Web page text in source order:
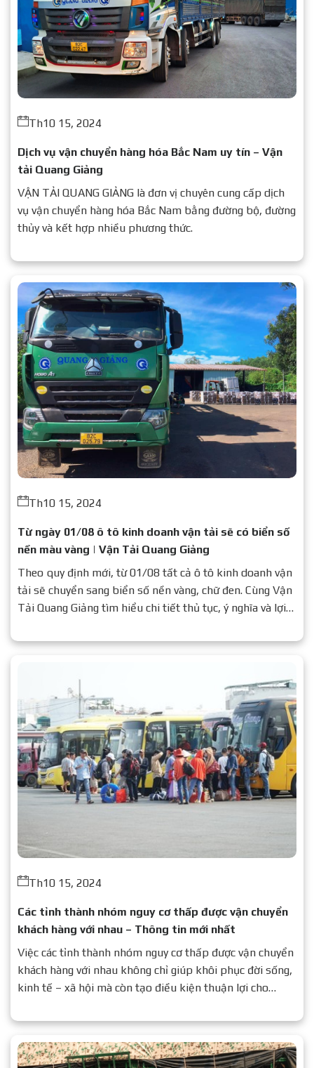
Th10 15, 2024
Dịch vụ vận chuyển hàng hóa Bắc Nam uy tín – Vận
tải Quang Giảng
VẬN TẢI QUANG GIẢNG là đơn vị chuyên cung cấp dịch
vụ vận chuyển hàng hóa Bắc Nam bằng đường bộ, đường
thủy và kết hợp nhiều phương thức.
Th10 15, 2024
Từ ngày 01/08 ô tô kinh doanh vận tải sẽ có biển số
nền màu vàng | Vận Tải Quang Giảng
Theo quy định mới, từ 01/08 tất cả ô tô kinh doanh vận
tải sẽ chuyển sang biển số nền vàng, chữ đen. Cùng Vận
Tải Quang Giảng tìm hiểu chi tiết thủ tục, ý nghĩa và lợi
Th10 15, 2024
Các tỉnh thành nhóm nguy cơ thấp được vận chuyển
khách hàng với nhau – Thông tin mới nhất
Việc các tỉnh thành nhóm nguy cơ thấp được vận chuyển
khách hàng với nhau không chỉ giúp khôi phục đời sống,
kinh tế – xã hội mà còn tạo điều kiện thuận lợi cho